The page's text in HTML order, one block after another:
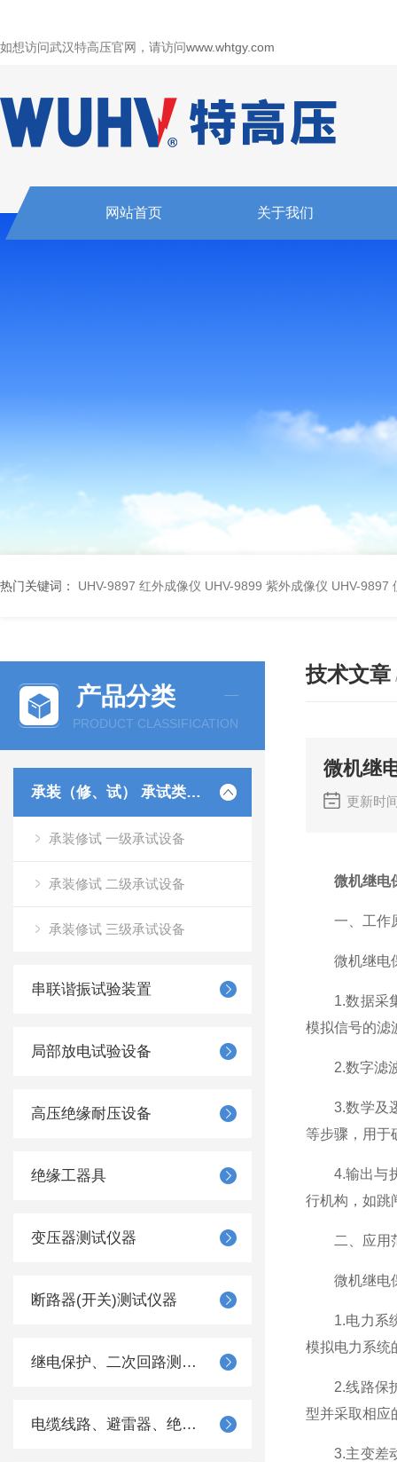
如想访问武汉特高压官网，请访问www.whtgy.com
网站首页 关于我们
热门关键词： UHV-9897 红外成像仪 UHV-9899 紫外成像仪 UHV-9897
产品分类
PRODUCT CLASSIFICATION
承装（修、试） 承试类仪器
承装修试 一级承试设备
承装修试 二级承试设备
承装修试 三级承试设备
串联谐振试验装置
局部放电试验设备
高压绝缘耐压设备
绝缘工器具
变压器测试仪器
断路器(开关)测试仪器
继电保护、二次回路测试仪器
电缆线路、避雷器、绝缘子测试仪器
技术文章
微机继
更新时
微机继电
一、工作
微机继电保
1.数据采集
模拟信号的滤
2.数字滤波
3.数学及逻
等步骤，用于
4.输出与执
行机构，如跳
二、应用
微机继电保
1.电力系统
模拟电力系统
2.线路保护
型并采取相应
3.主变差动